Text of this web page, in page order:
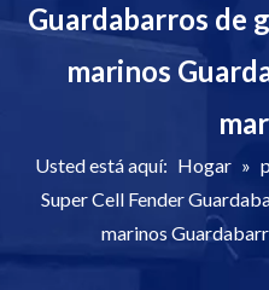
Guardabarros de
marinos
Usted está aquí: Hogar »
Super Cell Fender
marinos